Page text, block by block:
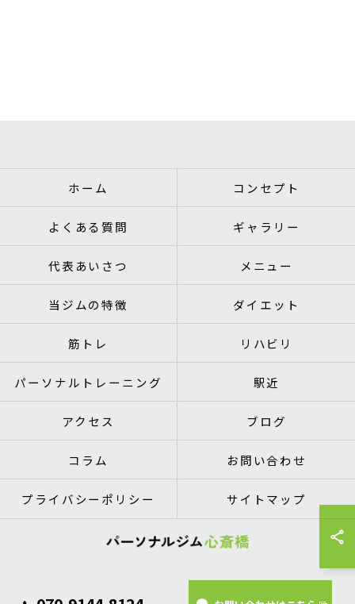
ホーム コンセプト
よくある質問 ギャラリー
代表あいさつ メニュー
当ジムの特徴 ダイエット
筋トレ リハビリ
パーソナルトレーニング 駅近
アクセス ブログ
コラム お問い合わせ
プライバシーポリシー サイトマップ
© 2026 大阪府心斎橋のパーソナルトレーニングならパーソナルジム心斎橋 ALL